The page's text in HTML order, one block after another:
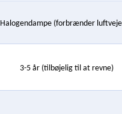
Halogendampe (forbrænder
3-5 år (tilbøjelig til at revne)